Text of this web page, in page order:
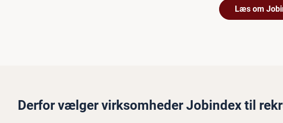
Læs om
Derfor vælger virksomheder Jobindex til